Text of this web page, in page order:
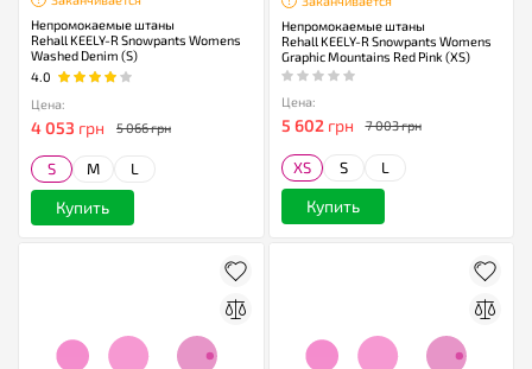
Непромокаемые штаны
Rehall KEELY-R Snowpants Womens
Washed Denim (S)
4.0
Цена:
4 053 грн 5 066 грн
S M L
Купить
Непромокаемые штаны
Rehall KEELY-R Snowpants Womens
Graphic Mountains Red Pink (XS)
Цена:
5 602грн 7 003 грн
XS S L
Купить